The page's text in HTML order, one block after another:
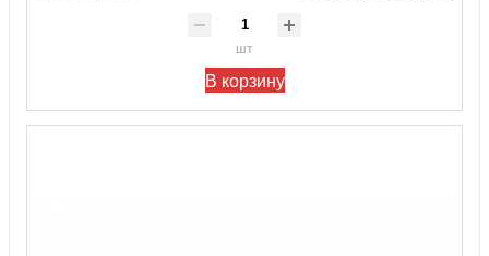
шт
В корзину